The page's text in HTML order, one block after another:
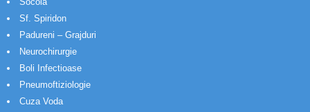
Sf. Spiridon
Padureni – Grajduri
Neurochirurgie
Boli Infectioase
Pneumoftiziologie
Cuza Voda